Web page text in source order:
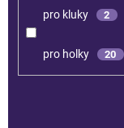
pro kluky 2
pro holky 20